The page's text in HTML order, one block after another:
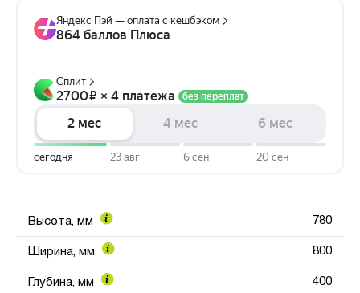
Высота, мм 780
Ширина, мм 800
Глубина, мм 400